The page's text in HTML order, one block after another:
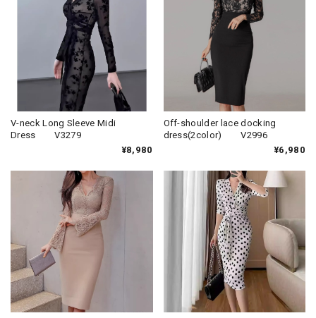
V-neck Long Sleeve Midi
Dress V3279
¥8,980
Off-shoulder lace docking
dress(2color) V2996
¥6,980